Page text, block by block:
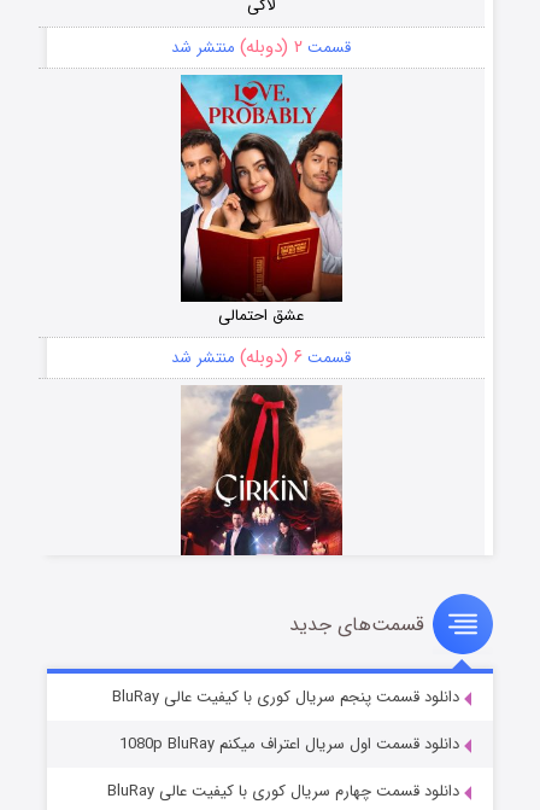
لاکی
قسمت ۲ (دوبله) منتشر شد
عشق احتمالی
قسمت ۶ (دوبله) منتشر شد
سریال زشت
قسمت۵ (زیرنویس) منتشر شد
قسمت‌های جدید
دانلود قسمت پنجم سریال کوری با کیفیت عالی BluRay
دانلود قسمت اول سریال اعتراف میکنم 1080p BluRay
دانلود قسمت چهارم سریال کوری با کیفیت عالی BluRay